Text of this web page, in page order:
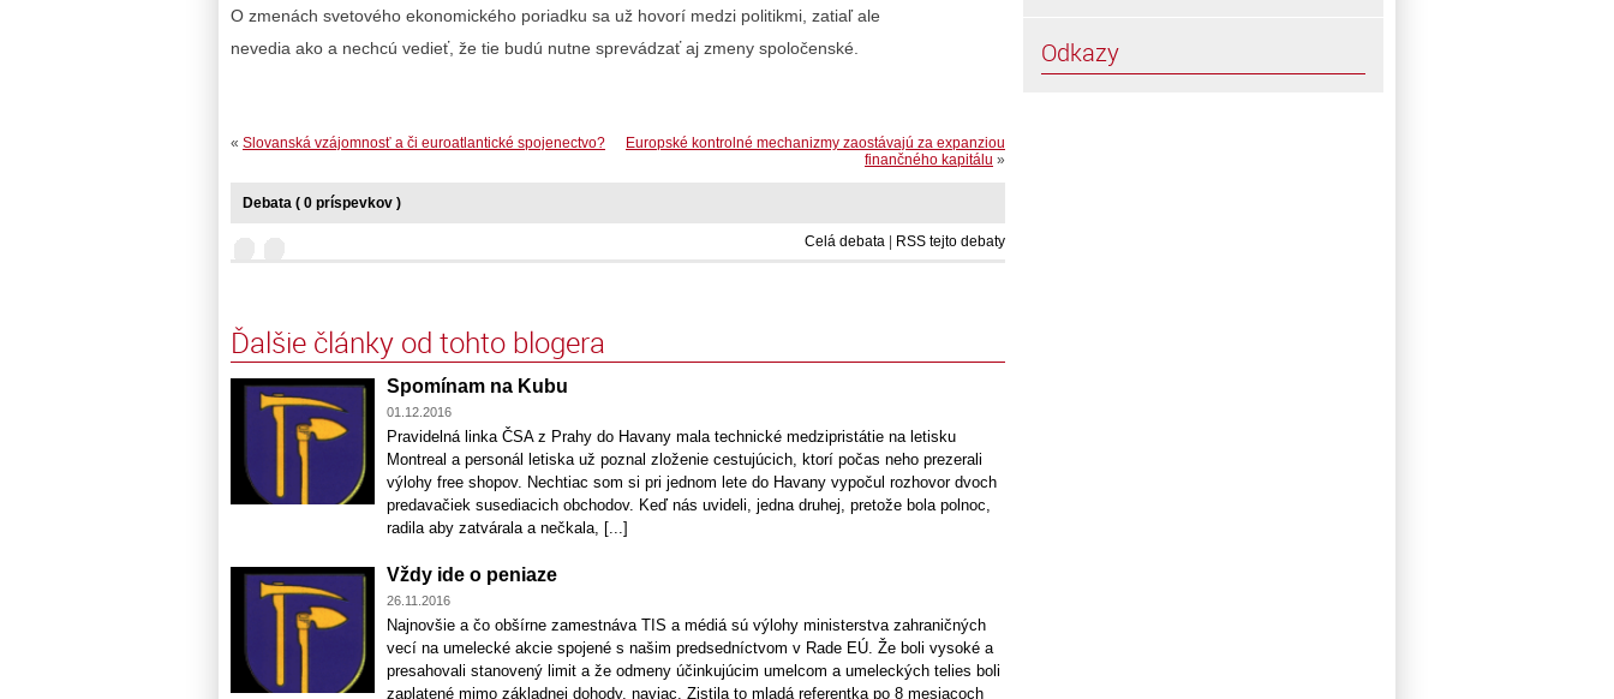
O zmenách svetového ekonomického poriadku sa už hovorí medzi politikmi, zatiaľ ale
nevedia ako a nechcú vedieť, že tie budú nutne sprevádzať aj zmeny spoločenské.
Europské kontrolné mechanizmy zaostávajú za expanziou
finančného kapitálu »
« Slovanská vzájomnosť a či euroatlantické spojenectvo?
Debata ( 0 príspevkov )
Celá debata | RSS tejto debaty
Ďalšie články od tohto blogera
Spomínam na Kubu
01.12.2016
Pravidelná linka ČSA z Prahy do Havany mala technické medzipristátie na letisku
Montreal a personál letiska už poznal zloženie cestujúcich, ktorí počas neho prezerali
výlohy free shopov. Nechtiac som si pri jednom lete do Havany vypočul rozhovor dvoch
predavačiek susediacich obchodov. Keď nás uvideli, jedna druhej, pretože bola polnoc,
radila aby zatvárala a nečkala, [...]
Vždy ide o peniaze
26.11.2016
Najnovšie a čo obšírne zamestnáva TIS a médiá sú výlohy ministerstva zahraničných
vecí na umelecké akcie spojené s našim predsedníctvom v Rade EÚ. Že boli vysoké a
presahovali stanovený limit a že odmeny účinkujúcim umelcom a umeleckých telies boli
zaplatené mimo základnej dohody, naviac. Zistila to mladá referentka po 8 mesiacoch
Odkazy